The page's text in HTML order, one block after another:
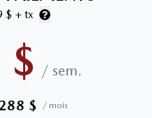
$ + tx
$ / sem.
$ / mois